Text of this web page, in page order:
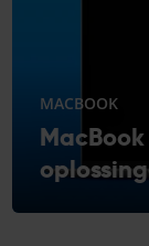
MACBOOK